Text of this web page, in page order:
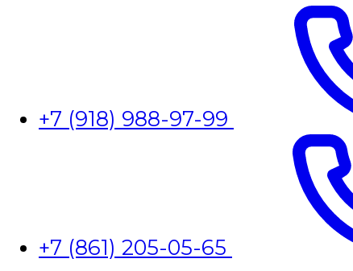
+7 (918) 988-97-99
+7 (861) 205-05-65